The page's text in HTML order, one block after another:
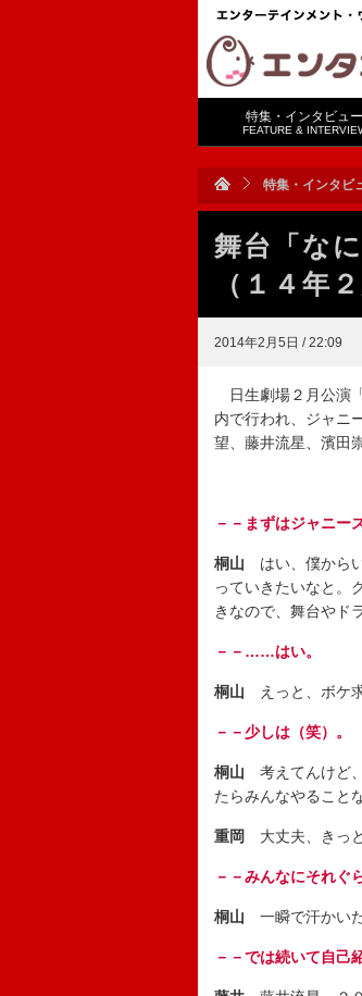
特集・インタビュー
FEATURE &
特集・インタビ
舞台「な
（１４年
2014年2月5日 / 22:09
日生劇場２月公演
内で行われ、ジャニ
望、藤井流星、濱田
－－まずはジャニー
桐山 はい、僕から
っていきたいなと。
きなので、舞台やド
－－……はい。
桐山 えっと、ボケ
－－少しは（笑）。
桐山 考えてんけど
たらみんなやること
重岡 大丈夫、きっ
－－みんなにそれぐ
桐山 一瞬で汗かいた
－－では続いて自己